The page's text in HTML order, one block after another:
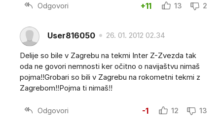
Odgovori +11 13 2
User816050 26. 01. 2012 02.34
Delije so bile v Zagrebu na tekmi Inter Z-Zvezda tak
oda ne govori nemnosti ker očitno o navijaštvu nimaš
pojma!!Grobari so bili v Zagrebu na rokometni tekmi z
Zagrebom!!Pojma ti nimaš!!
Odgovori -1 12 13